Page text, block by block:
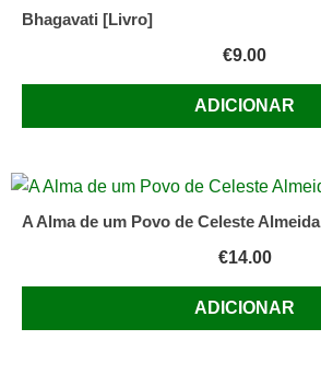
Bhagavati [Livro]
€9.00
ADICIONAR
A Alma de um Povo de Celeste Almeida
€14.00
ADICIONAR